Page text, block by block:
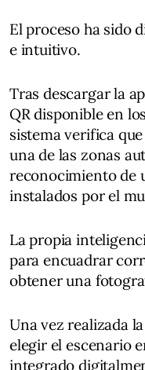
El proceso ha sido
e intuitivo.
Tras descargar la
QR disponible en
sistema verifica
una de las zonas
reconocimiento de
instalados por el
La propia
para encuadrar
obtener una
Una vez realizada
elegir el escenario
integrado